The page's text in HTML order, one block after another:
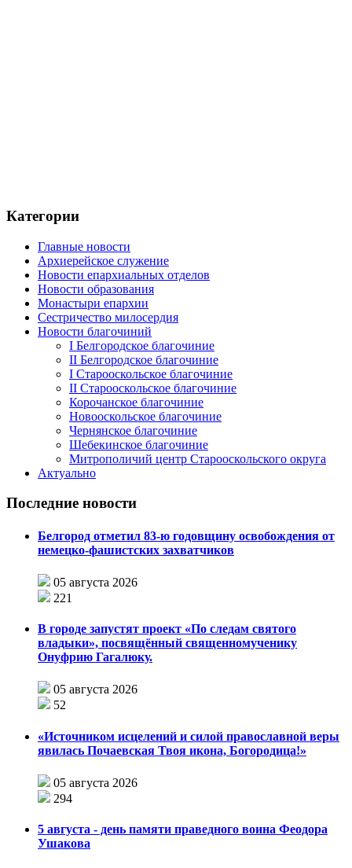
Категории
Главные новости
Архиерейское служение
Новости епархиальных отделов
Новости образования
Монастыри епархии
Сестричество милосердия
Новости благочиний
I Белгородское благочиние
II Белгородское благочиние
I Старооскольское благочиние
II Старооскольское благочиние
Корочанское благочиние
Новооскольское благочиние
Чернянское благочиние
Шебекинское благочиние
Митрополичий центр Старооскольского округа
Актуально
Последние новости
Белгород отметил 83-ю годовщину освобождения от
немецко-фашистских захватчиков
05 августа 2026
221
В городе запустят проект «По следам святого
владыки», посвящённый священномученику
Онуфрию Гагалюку.
05 августа 2026
52
«Источником исцелений и силой православной веры
явилась Почаевская Твоя икона, Богородица!»
05 августа 2026
294
5 августа - день памяти праведного воина Феодора
Ушакова